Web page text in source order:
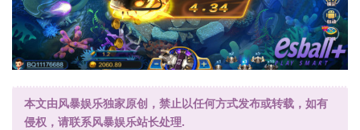
本文由风暴娱乐独家原创，禁止以任何方式发布或转载，如有
侵权，请联系风暴娱乐站长处理.